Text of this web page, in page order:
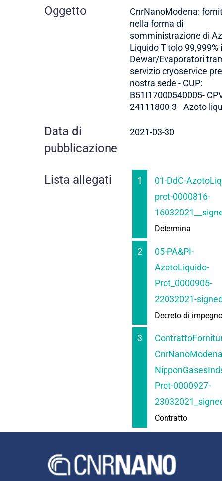
gara
Oggetto
CnrNanoModena:
nella forma di
somministrazione di
Liquido Titolo 99,999%
Dewar/Evaporatori
servizio cryoservice
nostra sede - CUP:
B51I17000540005-
24111800-3 - Azoto
Data di
pubblicazione
2021-03-30
Lista allegati 1
01-DdC-
prot-0000816-
Determina
2
05-PA&PI-
AzotoLiquido-
Prot_0000905-
22032021-
Decreto di impegno
3
Prot-0000927-
Contratto